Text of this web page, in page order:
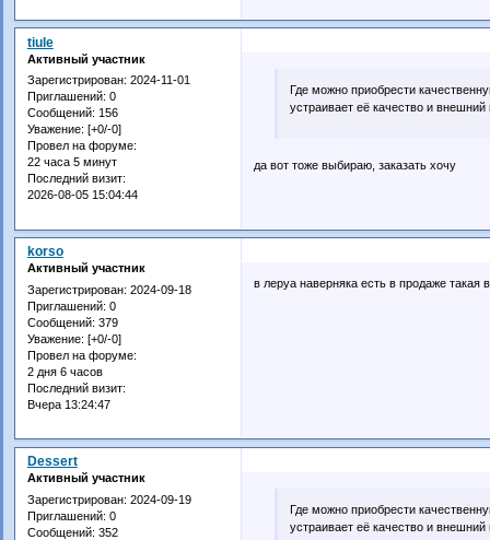
tiule
Активный участник
Зарегистрирован: 2024-11-01
Приглашений: 0
Сообщений: 156
Уважение: [+0/-0]
Провел на форуме:
22 часа 5 минут
Последний визит:
2026-08-05 15:04:44
Где можно приобрести
устраивает её качество и внешний
да вот тоже выбираю, заказать хочу
korso
Активный участник
Зарегистрирован: 2024-09-18
Приглашений: 0
Сообщений: 379
Уважение: [+0/-0]
Провел на форуме:
2 дня 6 часов
Последний визит:
Вчера 13:24:47
в леруа наверняка есть в продаже такая
Dessert
Активный участник
Зарегистрирован: 2024-09-19
Приглашений: 0
Сообщений: 352
Где можно приобрести
устраивает её качество и внешний